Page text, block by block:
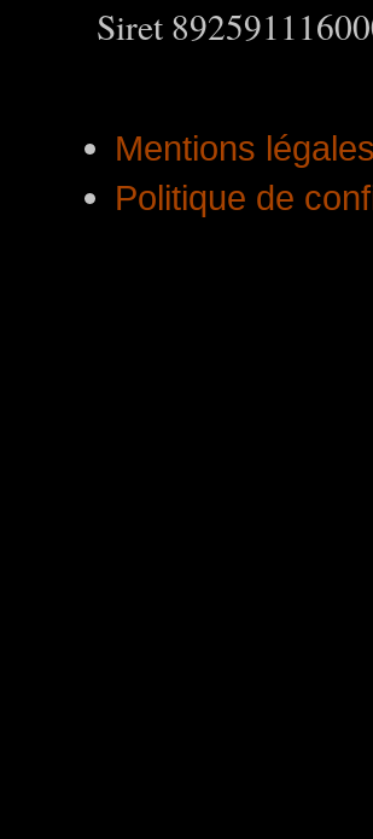
Siret
Mentions légales
Politique de